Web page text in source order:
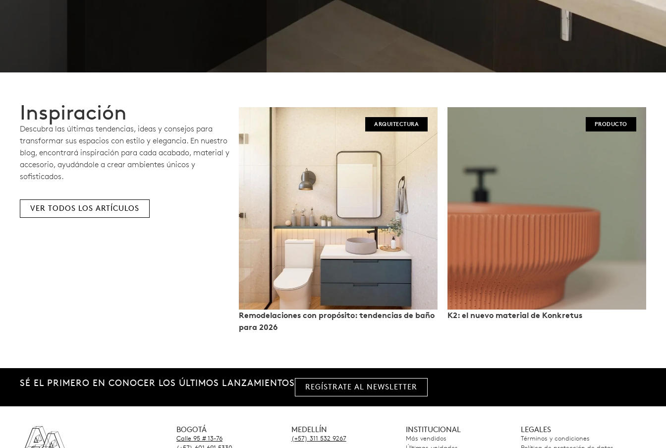
Inspiración
Descubra las últimas tendencias, ideas y consejos para
transformar sus espacios con estilo y elegancia. En nuestro
blog, encontrará inspiración para cada acabado, material y
accesorio, ayudándole a crear ambientes únicos y
sofisticados.
VER TODOS LOS ARTÍCULOS
ARQUITECTURA
Remodelaciones con propósito: tendencias de baño
para 2026
PRODUCTO
K2: el nuevo material de Konkretus
SÉ EL PRIMERO EN CONOCER LOS ÚLTIMOS LANZAMIENTOS REGÍSTRATE AL NEWSLETTER
BOGOTÁ
Calle 95 # 13-76
MEDELLÍN
(+57) 311 532 9267
INSTITUCIONAL
Más vendidos
LEGALES
Términos y condiciones